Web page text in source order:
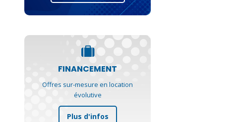
FINANCEMENT
Offres sur-mesure en location
évolutive
Plus d'infos